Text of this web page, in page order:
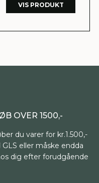
VIS PRODUKT
OVER 1500,-
du varer for kr.1.500,-
eller måske endda
dig efter forudgående